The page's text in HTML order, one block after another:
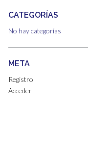
CATEGORÍAS
No hay categorías
META
Registro
Acceder